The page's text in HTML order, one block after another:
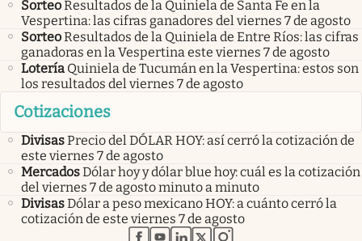
SorteoResultados de la Quiniela de Santa Fe en la
Vespertina: las cifras ganadores del viernes 7 de agosto
SorteoResultados de la Quiniela de Entre Ríos: las cifras
ganadoras en la Vespertina este viernes 7 de agosto
Lotería Quiniela de Tucumán en la Vespertina: estos son
los resultados del viernes 7 de agosto
Cotizaciones
DivisasPrecio del DÓLAR HOY: así cerró la cotización de
este viernes 7 de agosto
MercadosDólar hoy y dólar blue hoy: cuál es la cotización
del viernes 7 de agosto minuto a minuto
DivisasDólar a peso mexicano HOY: a cuánto cerró la
cotización de este viernes 7 de agosto
abre en nueva pestaña
abre en nueva pestaña
abre en nueva pestaña
abre en nueva pestaña
abre en nueva pestaña